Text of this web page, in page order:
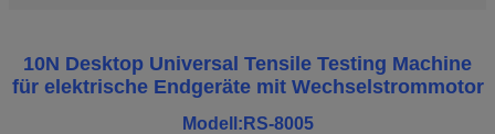
10N Desktop Universal Tensile Testing Machine
für elektrische Endgeräte mit Wechselstrommotor
Modell:RS-8005